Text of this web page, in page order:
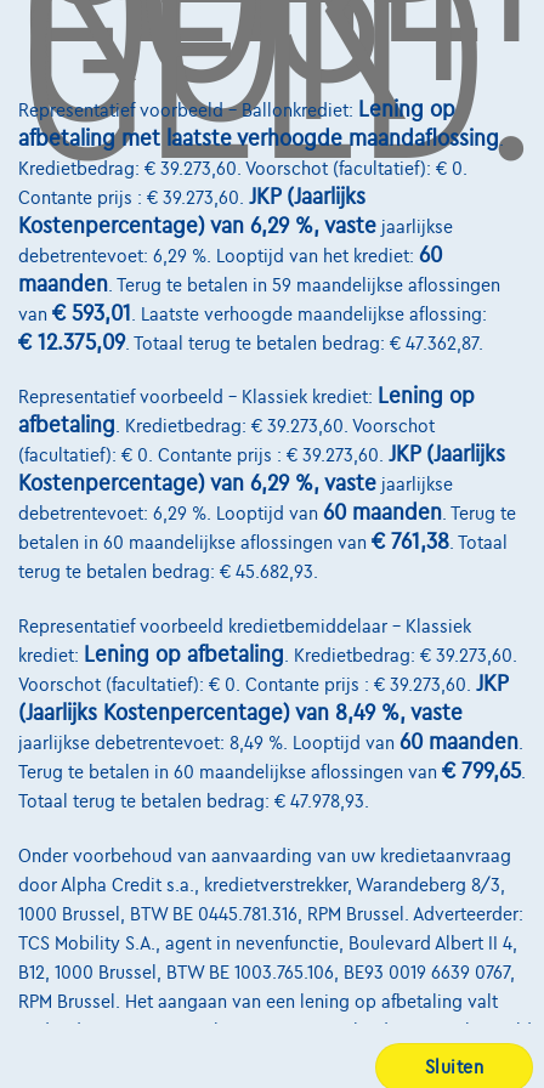
Representatief voorbeeld – Ballonkrediet: Lening op
afbetaling met laatste verhoogde maandaflossing.
Kredietbedrag: € 39.273,60. Voorschot (facultatief): € 0.
Contante prijs : € 39.273,60. JKP (Jaarlijks
Kostenpercentage) van 6,29 %, vaste jaarlijkse
debetrentevoet: 6,29 %. Looptijd van het krediet: 60
maanden . Terug te betalen in 59 maandelijkse aflossingen
van € 593,01 . Laatste verhoogde maandelijkse aflossing:
€ 12.375,09. Totaal terug te betalen bedrag: € 47.362,87.
Representatief voorbeeld – Klassiek krediet: Lening op
afbetaling. Kredietbedrag: € 39.273,60. Voorschot
(facultatief): € 0. Contante prijs : € 39.273,60. JKP (Jaarlijks
Kostenpercentage) van 6,29 %, vaste jaarlijkse
debetrentevoet: 6,29 %. Looptijd van 60 maanden. Terug te
betalen in 60 maandelijkse aflossingen van € 761,38. Totaal
terug te betalen bedrag: € 45.682,93.
Representatief voorbeeld kredietbemiddelaar – Klassiek
krediet: Lening op afbetaling . Kredietbedrag: € 39.273,60.
Voorschot (facultatief): € 0. Contante prijs : € 39.273,60. JKP
(Jaarlijks Kostenpercentage) van 8,49 %, vaste
jaarlijkse debetrentevoet: 8,49 %. Looptijd van 60 maanden
Terug te betalen in 60 maandelijkse aflossingen van € 799,65.
Totaal terug te betalen bedrag: € 47.978,93.
Onder voorbehoud van aanvaarding van uw kredietaanvraag
door Alpha Credit s.a., kredietverstrekker, Warandeberg 8/3,
1000 Brussel, BTW BE 0445.781.316, RPM Brussel. Adverteerder:
TCS Mobility S.A., agent in nevenfunctie, Boulevard Albert II 4,
B12, 1000 Brussel, BTW BE 1003.765.106, BE93 0019 6639 0767,
RPM Brussel. Het aangaan van een lening op afbetaling valt
onder boek VII van het Wetboek van economisch recht.
Sluiten
Autoverzekering
Lease en persoonlijke lease
Over Ons
Word klant
Wie zijn we
Kwaliteitscharter
Onze dealers
Onze partners
Onze team
Contact
Algemene Voorwaarden
Bijstandsvoorwaarden
Privacyverklaring
Cookiebeleid
Site Map
Login